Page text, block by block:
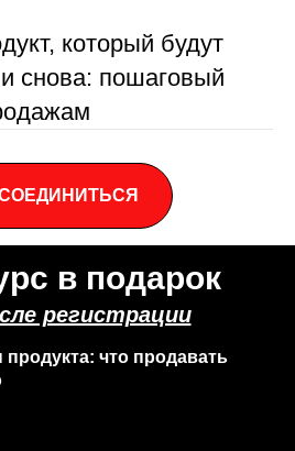
который будут
снова: пошаговый
в подарок
регистрации
что продавать